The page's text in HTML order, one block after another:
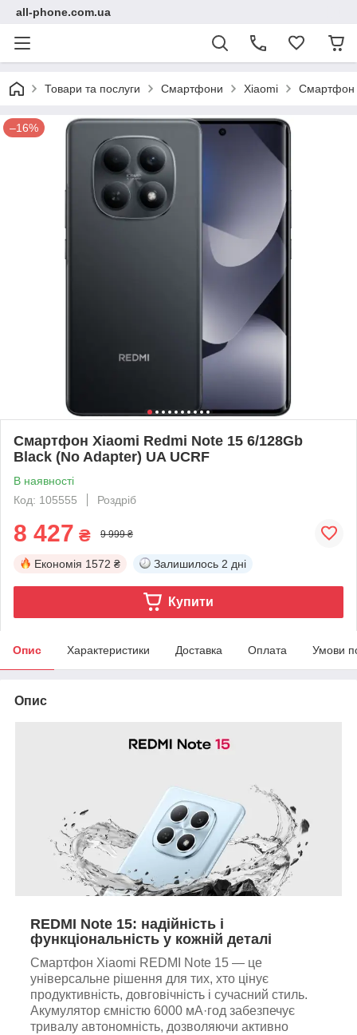
all-phone.com.ua
Товари та послуги Смартфони Xiaomi Смартфон
–16%
Смартфон Xiaomi Redmi Note 15 6/128Gb
Black (No Adapter) UA UCRF
В наявності
Код: 105555
Роздріб
8 427 ₴ 9 999 ₴
Економія 1572 ₴ Залишилось 2 дні
Купити
Опис Характеристики Доставка Оплата Умови
Опис
REDMI Note 15: надійність і
функціональність у кожній деталі
Смартфон Xiaomi REDMI Note 15 — це
універсальне рішення для тих, хто цінує
продуктивність, довговічність і сучасний стиль.
Акумулятор ємністю 6000 мА·год забезпечує
тривалу автономність, дозволяючи активно